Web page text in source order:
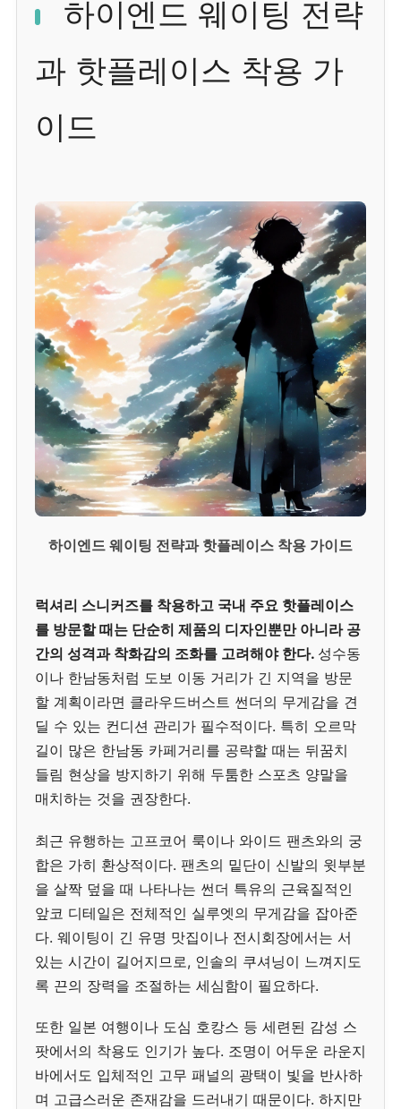
하이엔드 웨이팅 전략
과 핫플레이스 착용 가
이드
하이엔드 웨이팅 전략과 핫플레이스 착용 가이드
럭셔리 스니커즈를 착용하고 국내 주요 핫플레이스
를 방문할 때는 단순히 제품의 디자인뿐만 아니라 공
간의 성격과 착화감의 조화를 고려해야 한다. 성수동
이나 한남동처럼 도보 이동 거리가 긴 지역을 방문
할 계획이라면 클라우드버스트 썬더의 무게감을 견
딜 수 있는 컨디션 관리가 필수적이다. 특히 오르막
길이 많은 한남동 카페거리를 공략할 때는 뒤꿈치
들림 현상을 방지하기 위해 두툼한 스포츠 양말을
매치하는 것을 권장한다.
최근 유행하는 고프코어 룩이나 와이드 팬츠와의 궁
합은 가히 환상적이다. 팬츠의 밑단이 신발의 윗부분
을 살짝 덮을 때 나타나는 썬더 특유의 근육질적인
앞코 디테일은 전체적인 실루엣의 무게감을 잡아준
다. 웨이팅이 긴 유명 맛집이나 전시회장에서는 서
있는 시간이 길어지므로, 인솔의 쿠셔닝이 느껴지도
록 끈의 장력을 조절하는 세심함이 필요하다.
또한 일본 여행이나 도심 호캉스 등 세련된 감성 스
팟에서의 착용도 인기가 높다. 조명이 어두운 라운지
바에서도 입체적인 고무 패널의 광택이 빛을 반사하
며 고급스러운 존재감을 드러내기 때문이다. 하지만